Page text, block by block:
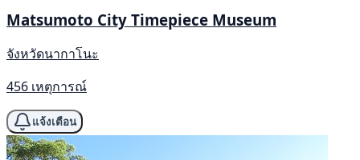
Matsumoto City Timepiece Museum
จังหวัดนากาโนะ
456 เหตุการณ์
แจ้งเตือน